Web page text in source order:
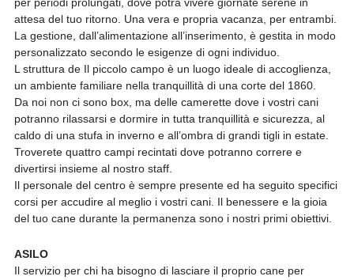
per periodi prolungati, dove potrà vivere giornate serene in
attesa del tuo ritorno. Una vera e propria vacanza, per entrambi.
La gestione, dall’alimentazione all’inserimento, è gestita in modo
personalizzato secondo le esigenze di ogni individuo.
L struttura de Il piccolo campo è un luogo ideale di accoglienza,
un ambiente familiare nella tranquillità di una corte del 1860.
Da noi non ci sono box, ma delle camerette dove i vostri cani
potranno rilassarsi e dormire in tutta tranquillità e sicurezza, al
caldo di una stufa in inverno e all’ombra di grandi tigli in estate.
Troverete quattro campi recintati dove potranno correre e
divertirsi insieme al nostro staff.
Il personale del centro è sempre presente ed ha seguito specifici
corsi per accudire al meglio i vostri cani. Il benessere e la gioia
del tuo cane durante la permanenza sono i nostri primi obiettivi.
ASILO
Il servizio per chi ha bisogno di lasciare il proprio cane per